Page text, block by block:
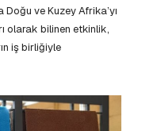
ve Kuzey Afrika’yı
olarak bilinen etkinlik,
iş birliğiyle